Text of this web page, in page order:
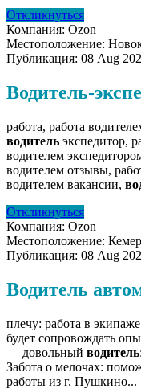
Откликнуться
Компания: Ozon
Местоположение:
Публикация: 08 Aug
Водитель-
работа, работа
водитель экспедитор,
водителем
водителем отзывы,
водителем вакансии,
Откликнуться
Компания: Ozon
Местоположение:
Публикация: 08 Aug
Водитель
плечу: работа в
будет сопровождать
— довольный водитель
Забота о мелочах:
работы из г. Пушкино...